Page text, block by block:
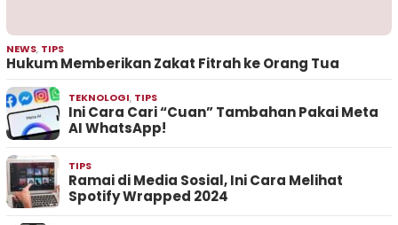
NEWS, TIPS
Hukum Memberikan Zakat Fitrah ke Orang Tua
TEKNOLOGI, TIPS
Ini Cara Cari “Cuan” Tambahan Pakai Meta
AI WhatsApp!
TIPS
Ramai di Media Sosial, Ini Cara Melihat
Spotify Wrapped 2024